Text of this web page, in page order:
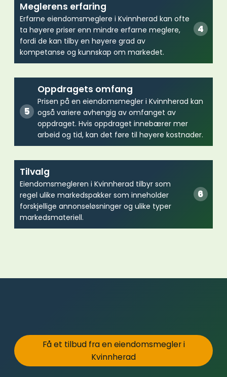
Meglerens erfaring
Erfarne eiendomsmeglere i Kvinnherad kan ofte
ta høyere priser enn mindre erfarne meglere,
fordi de kan tilby en høyere grad av
kompetanse og kunnskap om markedet.
Oppdragets omfang
Prisen på en eiendomsmegler i Kvinnherad kan
også variere avhengig av omfanget av
oppdraget. Hvis oppdraget innebærer mer
arbeid og tid, kan det føre til høyere kostnader.
Tilvalg
Eiendomsmegleren i Kvinnherad tilbyr som
regel ulike markedspakker som inneholder
forskjellige annonseløsninger og ulike typer
markedsmateriell.
Få et tilbud fra en eiendomsmegler i
Kvinnherad